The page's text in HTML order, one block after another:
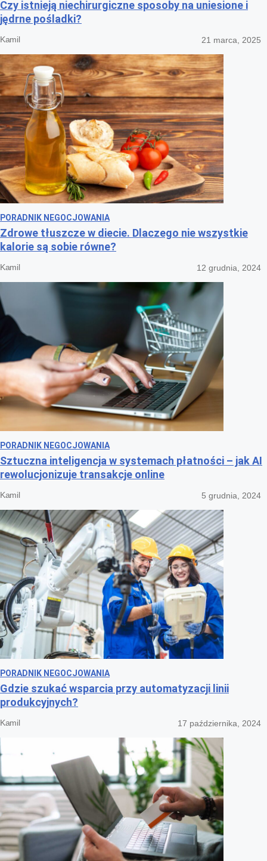
Czy istnieją niechirurgiczne sposoby na uniesione i
jędrne pośladki?
Kamil 21 marca, 2025
PORADNIK NEGOCJOWANIA
Zdrowe tłuszcze w diecie. Dlaczego nie wszystkie
kalorie są sobie równe?
Kamil 12 grudnia, 2024
PORADNIK NEGOCJOWANIA
Sztuczna inteligencja w systemach płatności – jak AI
rewolucjonizuje transakcje online
Kamil 5 grudnia, 2024
PORADNIK NEGOCJOWANIA
Gdzie szukać wsparcia przy automatyzacji linii
produkcyjnych?
Kamil 17 października, 2024